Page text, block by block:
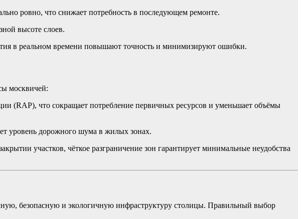
ровно, что снижает потребность в последующем ремонте.
высоте слоев.
в реальном времени повышают точность и минимизируют ошибки.
москвичей:
(RAP), что сокращает потребление первичных ресурсов и уменьшает объёмы
уровень дорожного шума в жилых зонах.
участков, чёткое разграничение зон гарантирует минимальные неудобства
безопасную и экологичную инфраструктуру столицы. Правильный выбор